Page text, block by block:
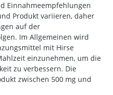
Einnahmeempfehlungen
Produkt variieren, daher
auf der
Im Allgemeinen wird
mit Hirse
einzunehmen, um die
zu verbessern. Die
zwischen 500 mg und